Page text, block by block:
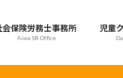
会保険労務士事務所
Aiwa SR Office
児童